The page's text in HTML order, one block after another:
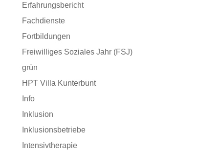
Erfahrungsbericht
Fachdienste
Fortbildungen
Freiwilliges Soziales Jahr (FSJ)
grün
HPT Villa Kunterbunt
Info
Inklusion
Inklusionsbetriebe
Intensivtherapie